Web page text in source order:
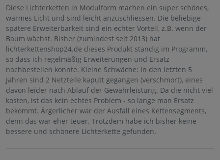
Diese Lichterketten in Modulform machen ein super schönes,
warmes Licht und sind leicht anzuschliessen. Die beliebige
spätere Erweiterbarkeit sind ein echter Vorteil, z.B. wenn der
Baum wächst. Bisher (zumindest seit 2013) hat
lichterkettenshop24.de dieses Produkt ständig im Programm,
so dass ich regelmäßig Erweiterungen und Ersatz
nachbestellen konnte. Kleine Schwäche: In den letzten 5
Jahren sind 2 Netzteile kaputt gegangen (verschmort), eines
davon leider nach Ablauf der Gewährleistung. Da die nicht viel
kosten, ist das kein echtes Problem - so lange man Ersatz
bekommt. Ärgerlicher war der Ausfall eines Kettensegments,
denn das war eher teuer. Trotzdem habe ich bisher keine
bessere und schönere Lichterkette gefunden.